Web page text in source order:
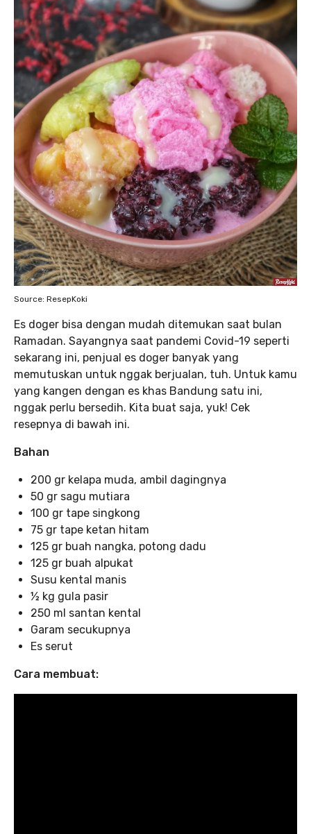
Source: ResepKoki
Es doger bisa dengan mudah ditemukan saat bulan
Ramadan. Sayangnya saat pandemi Covid-19 seperti
sekarang ini, penjual es doger banyak yang
memutuskan untuk nggak berjualan, tuh. Untuk kamu
yang kangen dengan es khas Bandung satu ini,
nggak perlu bersedih. Kita buat saja, yuk! Cek
resepnya di bawah ini.
Bahan
200 gr kelapa muda, ambil dagingnya
50 gr sagu mutiara
100 gr tape singkong
75 gr tape ketan hitam
125 gr buah nangka, potong dadu
125 gr buah alpukat
Susu kental manis
½ kg gula pasir
250 ml santan kental
Garam secukupnya
Es serut
Cara membuat: